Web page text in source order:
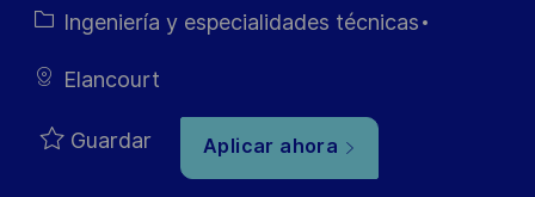
empleo
Type
Categoría
Ingeniería y especialidades técnicas
Elancourt
Guardar Aplicar ahora